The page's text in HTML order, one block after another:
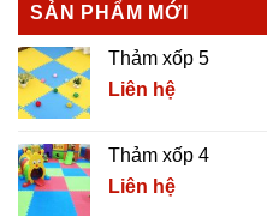
SẢN PHẨM MỚI
Thảm xốp 5
Liên hệ
Thảm xốp 4
Liên hệ